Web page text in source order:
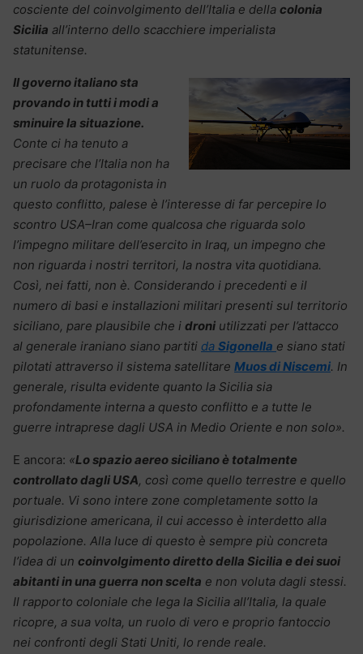
cosciente del coinvolgimento dell’Italia e della colonia
Sicilia all’interno dello scacchiere imperialista
statunitense.
Il governo italiano sta
provando in tutti i modi a
sminuire la situazione.
Conte ci ha tenuto a
precisare che l’Italia non ha
un ruolo da protagonista in
questo conflitto, palese è l’interesse di far percepire lo
scontro USA–Iran come qualcosa che riguarda solo
l’impegno militare dell’esercito in Iraq, un impegno che
non riguarda i nostri territori, la nostra vita quotidiana.
Così, nei fatti, non è. Considerando i precedenti e il
numero di basi e installazioni militari presenti sul territorio
siciliano, pare plausibile che i droni utilizzati per l’attacco
al generale iraniano siano partiti da Sigonella e siano stati
pilotati attraverso il sistema satellitare Muos di Niscemi. In
generale, risulta evidente quanto la Sicilia sia
profondamente interna a questo conflitto e a tutte le
guerre intraprese dagli USA in Medio Oriente e non solo».
E ancora: «Lo spazio aereo siciliano è totalmente
controllato dagli USA, così come quello terrestre e quello
portuale. Vi sono intere zone completamente sotto la
giurisdizione americana, il cui accesso è interdetto alla
popolazione. Alla luce di questo è sempre più concreta
l’idea di un coinvolgimento diretto della Sicilia e dei suoi
abitanti in una guerra non scelta e non voluta dagli stessi.
Il rapporto coloniale che lega la Sicilia all’Italia, la quale
ricopre, a sua volta, un ruolo di vero e proprio fantoccio
nei confronti degli Stati Uniti, lo rende reale.